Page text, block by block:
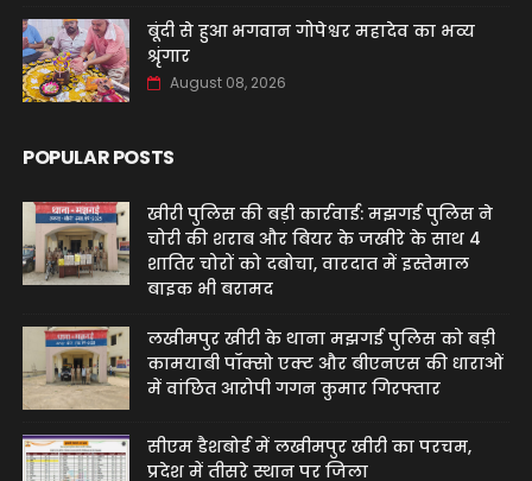
बूंदी से हुआ भगवान गोपेश्वर महादेव का भव्य
श्रृंगार
August 08, 2026
POPULAR POSTS
खीरी पुलिस की बड़ी कार्रवाई: मझगई पुलिस ने
चोरी की शराब और बियर के जखीरे के साथ 4
शातिर चोरों को दबोचा, वारदात में इस्तेमाल
बाइक भी बरामद
लखीमपुर खीरी के थाना मझगई पुलिस को बड़ी
कामयाबी पॉक्सो एक्ट और बीएनएस की धाराओं
में वांछित आरोपी गगन कुमार गिरफ्तार
सीएम डैशबोर्ड में लखीमपुर खीरी का परचम,
प्रदेश में तीसरे स्थान पर जिला